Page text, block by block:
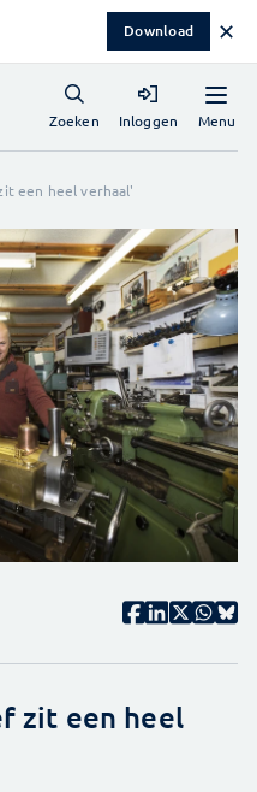
Download ✕
Menu
Zoeken Inloggen
een heel verhaal'
zit een heel